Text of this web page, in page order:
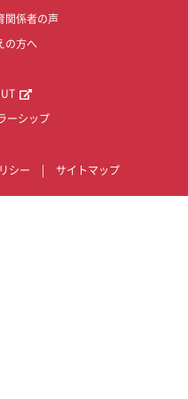
関係者の声
の方へ
ーシップ
シー サイトマップ